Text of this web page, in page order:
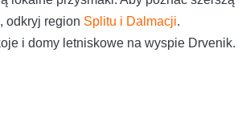
odkryj region Splitu i Dalmacji.
i domy letniskowe na wyspie Drvenik.